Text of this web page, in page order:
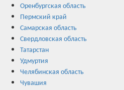
Оренбургская область
Пермский край
Самарская область
Свердловская область
Татарстан
Удмуртия
Челябинская область
Чувашия